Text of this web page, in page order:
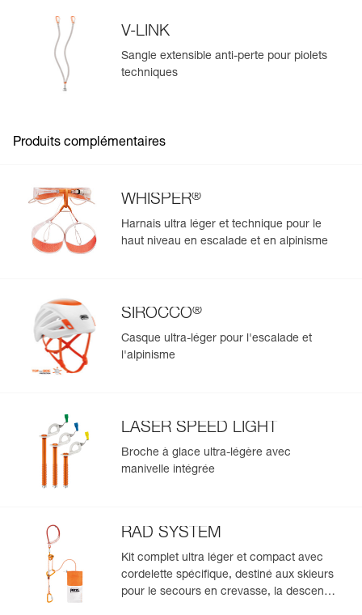
V-LINK
Sangle extensible anti-perte pour piolets
techniques
Produits complémentaires
WHISPER®
Harnais ultra léger et technique pour le
haut niveau en escalade et en alpinisme
SIROCCO®
Casque ultra-léger pour l'escalade et
l'alpinisme
LASER SPEED LIGHT
Broche à glace ultra-légère avec
manivelle intégrée
RAD SYSTEM
Kit complet ultra léger et compact avec
cordelette spécifique, destiné aux skieurs
pour le secours en crevasse, la descente